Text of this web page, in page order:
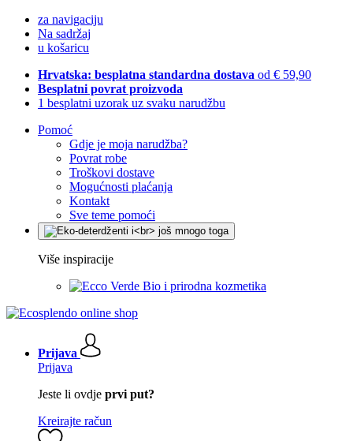
za navigaciju
Na sadržaj
u košaricu
Hrvatska: besplatna standardna dostava od € 59,90
Besplatni povrat proizvoda
1 besplatni uzorak uz svaku narudžbu
Pomoć
Gdje je moja narudžba?
Povrat robe
Troškovi dostave
Mogućnosti plaćanja
Kontakt
Sve teme pomoći
Više inspiracije
Bio i prirodna kozmetika
Prijava
Prijava
Jeste li ovdje prvi put?
Kreirajte račun